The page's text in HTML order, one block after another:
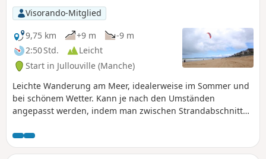
Visorando-Mitglied
9,75 km
+9 m
-9 m
2:50 Std.
Leicht
Start in Jullouville (Manche)
Leichte Wanderung am Meer, idealerweise im Sommer und
bei schönem Wetter. Kann je nach den Umständen
angepasst werden, indem man zwischen Strandabschnitten